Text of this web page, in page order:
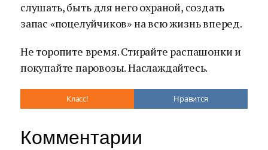
слушать, быть для него охраной, создать
запас «поцелуйчиков» на всю жизнь вперед.
Не торопите время. Стирайте распашонки и
покупайте паровозы. Наслаждайтесь.
Класс! Нравится
Комментарии